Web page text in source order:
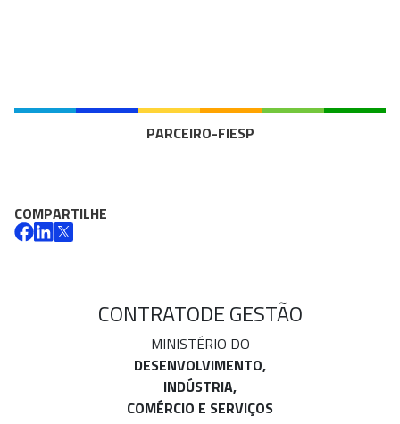
PARCEIRO-FIESP
COMPARTILHE
CONTRATODE GESTÃO
MINISTÉRIO DO
DESENVOLVIMENTO,
INDÚSTRIA,
COMÉRCIO E SERVIÇOS